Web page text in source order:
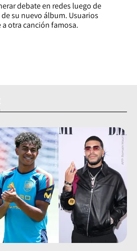
debate en redes luego de
su nuevo álbum. Usuarios
a otra canción famosa.